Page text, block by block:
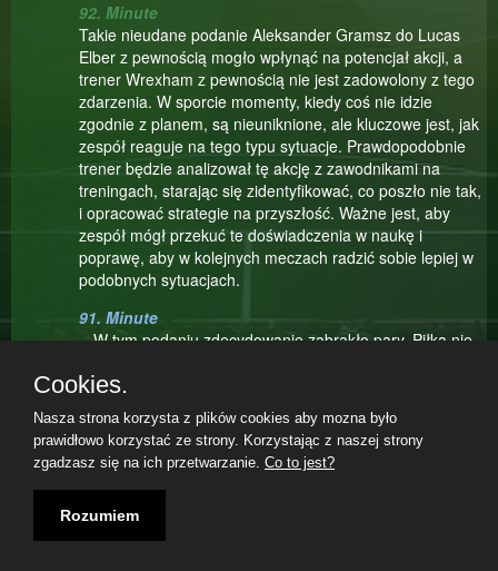
92. Minute
Takie nieudane podanie Aleksander Gramsz do Lucas
Elber z pewnością mogło wpłynąć na potencjał akcji, a
trener Wrexham z pewnością nie jest zadowolony z tego
zdarzenia. W sporcie momenty, kiedy coś nie idzie
zgodnie z planem, są nieuniknione, ale kluczowe jest, jak
zespół reaguje na tego typu sytuacje. Prawdopodobnie
trener będzie analizował tę akcję z zawodnikami na
treningach, starając się zidentyfikować, co poszło nie tak,
i opracować strategie na przyszłość. Ważne jest, aby
zespół mógł przekuć te doświadczenia w naukę i
poprawę, aby w kolejnych meczach radzić sobie lepiej w
podobnych sytuacjach.
91. Minute
W tym podaniu zdecydowanie zabrakło pary. Piłka nie
89. Minute
Takie nieudane podanie Sina Godart do Jarosław
Danielski z pewnością mogło wpłynąć na potencjał akcji,
a trener Wrexham z pewnością nie jest zadowolony z
tego zdarzenia. W sporcie momenty, kiedy coś nie idzie
zgodnie z planem, są nieuniknione, ale kluczowe jest, jak
Cookies.
Nasza strona korzysta z plików cookies aby mozna było
prawidłowo korzystać ze strony. Korzystając z naszej strony
zgadzasz się na ich przetwarzanie. Co to jest?
Rozumiem